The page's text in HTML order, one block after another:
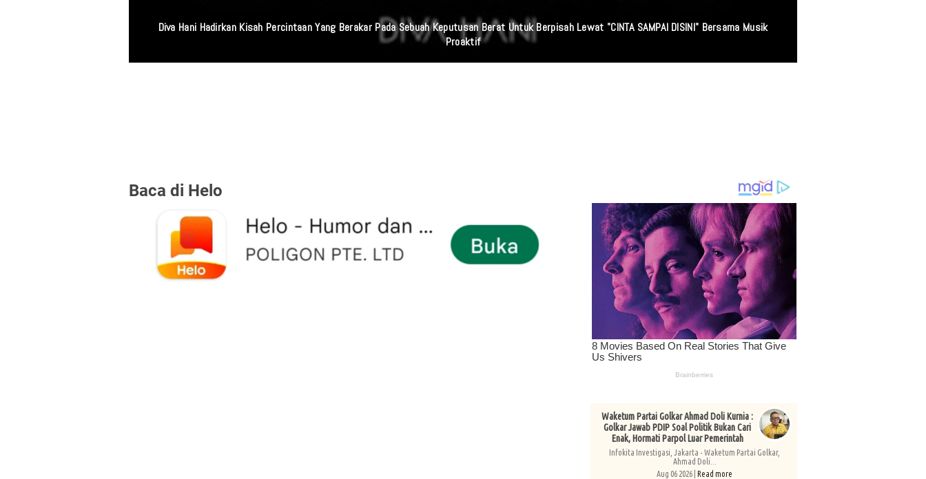
Miris! Propam Polda Sumut Dan Wasidik Ditreskrimum Diduga Permainkan Masyarakat Kecil Yang Mencari Keadilan
Baca di Helo
Waketum Partai Golkar Ahmad Doli Kurnia :
Golkar Jawab PDIP Soal Politik Bukan Cari
Enak, Hormati Parpol Luar Pemerintah
Infokita Investigasi, Jakarta - Waketum Partai Golkar,
Ahmad Doli...
Aug 06 2026 | Read more